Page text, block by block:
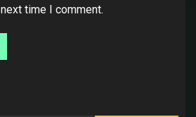
time I comment.